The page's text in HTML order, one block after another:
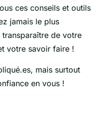
ces conseils et outils
jamais le plus
de votre
votre savoir faire !
mais surtout
en vous !